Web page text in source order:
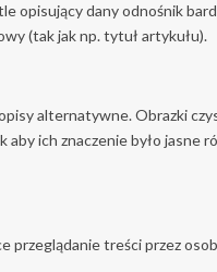
opisujący dany odnośnik
(tak jak np. tytuł artykułu).
alternatywne. Obrazki
ich znaczenie było jasne
przeglądanie treści przez